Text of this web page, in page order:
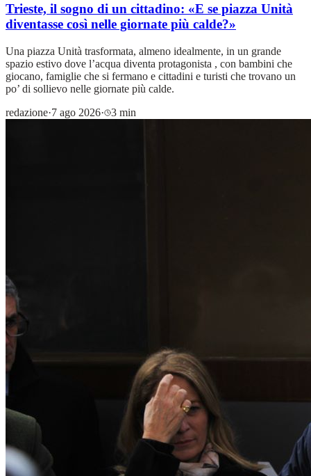
Trieste, il sogno di un cittadino: «E se piazza Unità
diventasse così nelle giornate più calde?»
Una piazza Unità trasformata, almeno idealmente, in un grande
spazio estivo dove l’acqua diventa protagonista , con bambini che
giocano, famiglie che si fermano e cittadini e turisti che trovano un
po’ di sollievo nelle giornate più calde.
redazione·7 ago 2026· 3 min